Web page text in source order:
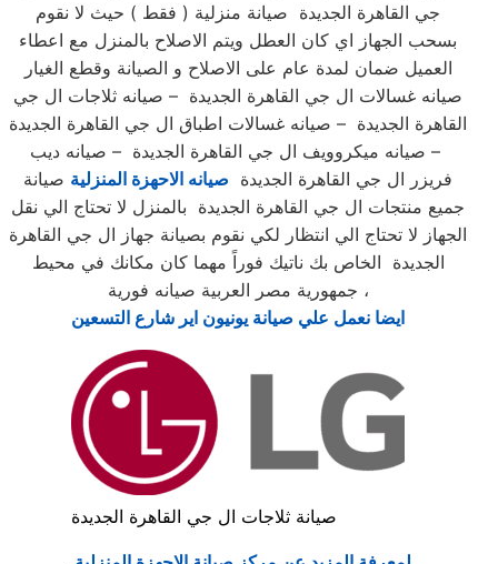
جي القاهرة الجديدة صيانة منزلية ( فقط ) حيث لا نقوم
بسحب الجهاز اي كان العطل ويتم الاصلاح بالمنزل مع اعطاء
العميل ضمان لمدة عام على الاصلاح و الصيانة وقطع الغيار
صيانه غسالات ال جي القاهرة الجديدة – صيانه ثلاجات ال جي
القاهرة الجديدة – صيانه غسالات اطباق ال جي القاهرة الجديدة
– صيانه ميكروويف ال جي القاهرة الجديدة – صيانه ديب
فريزر ال جي القاهرة الجديدة صيانه الاحهزة المنزلية صيانة
جميع منتجات ال جي القاهرة الجديدة بالمنزل لا تحتاج الي نقل
الجهاز لا تحتاج الي انتظار لكي نقوم بصيانة جهاز ال جي القاهرة
الجديدة الخاص بك ناتيك فوراً مهما كان مكانك في محيط
جمهورية مصر العربية صيانه فورية ،
ايضا نعمل علي صيانة يونيون اير شارع التسعين
صيانة ثلاجات ال جي القاهرة الجديدة